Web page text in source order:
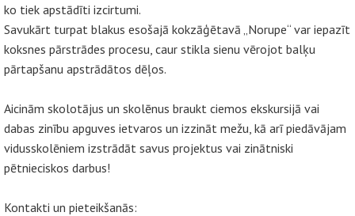
ko tiek apstādīti izcirtumi.
Savukārt turpat blakus esošajā kokzāģētavā „Norupe“ var iepazīt
koksnes pārstrādes procesu, caur stikla sienu vērojot balķu
pārtapšanu apstrādātos dēļos.
Aicinām skolotājus un skolēnus braukt ciemos ekskursijā vai
dabas zinību apguves ietvaros un izzināt mežu, kā arī piedāvājam
vidusskolēniem izstrādāt savus projektus vai zinātniski
pētnieciskos darbus!
Kontakti un pieteikšanās: